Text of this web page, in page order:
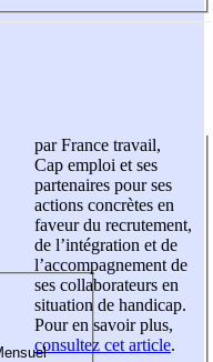
par France travail,
Cap emploi et ses
partenaires pour ses
actions concrètes en
faveur du recrutement,
de l’intégration et de
l’accompagnement de
ses collaborateurs en
situation de handicap.
Pour en savoir plus,
consultez cet article.